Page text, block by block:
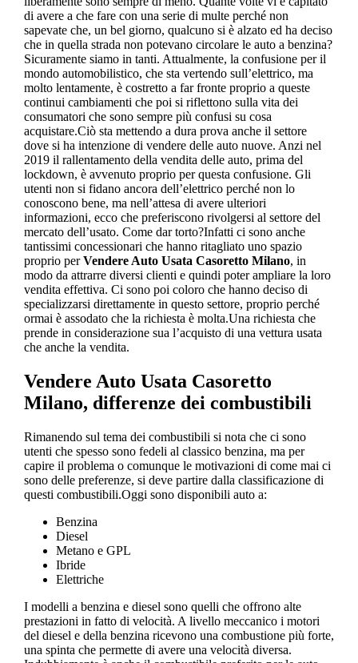
di avere a che fare con una serie di multe perché non
sapevate che, un bel giorno, qualcuno si è alzato ed ha deciso
che in quella strada non potevano circolare le auto a benzina?
Sicuramente siamo in tanti. Attualmente, la confusione per il
mondo automobilistico, che sta vertendo sull’elettrico, ma
molto lentamente, è costretto a far fronte proprio a queste
continui cambiamenti che poi si riflettono sulla vita dei
consumatori che sono sempre più confusi su cosa
acquistare.Ciò sta mettendo a dura prova anche il settore
dove si ha intenzione di vendere delle auto nuove. Anzi nel
2019 il rallentamento della vendita delle auto, prima del
lockdown, è avvenuto proprio per questa confusione. Gli
utenti non si fidano ancora dell’elettrico perché non lo
conoscono bene, ma nell’attesa di avere ulteriori
informazioni, ecco che preferiscono rivolgersi al settore del
mercato dell’usato. Come dar torto?Infatti ci sono anche
tantissimi concessionari che hanno ritagliato uno spazio
proprio perVendere Auto Usata Casoretto Milano, in
modo da attrarre diversi clienti e quindi poter ampliare la loro
vendita effettiva. Ci sono poi coloro che hanno deciso di
specializzarsi direttamente in questo settore, proprio perché
ormai è assodato che la richiesta è molta.Una richiesta che
prende in considerazione sua l’acquisto di una vettura usata
che anche la vendita.
Vendere Auto Usata Casoretto
Milano, differenze dei combustibili
Rimanendo sul tema dei combustibili si nota che ci sono
utenti che spesso sono fedeli al classico benzina, ma per
capire il problema o comunque le motivazioni di come mai ci
sono delle preferenze, si deve partire dalla classificazione di
questi combustibili.Oggi sono disponibili auto a:
Benzina
Diesel
Metano e GPL
Ibride
Elettriche
I modelli a benzina e diesel sono quelli che offrono alte
prestazioni in fatto di velocità. A livello meccanico i motori
del diesel e della benzina ricevono una combustione più forte,
una spinta che permette di avere una velocità diversa.